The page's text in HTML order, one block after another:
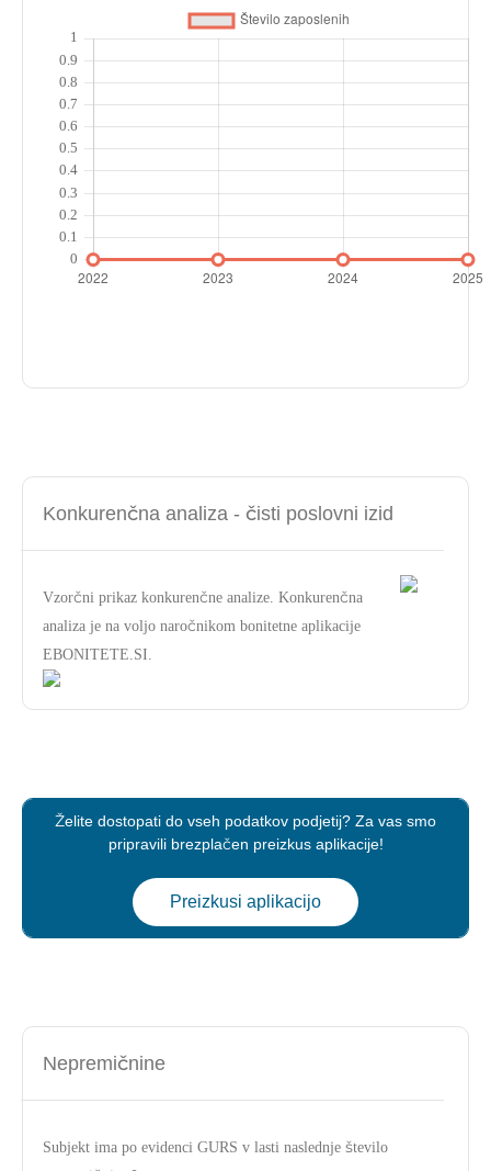
Konkurenčna analiza - čisti poslovni izid
Vzorčni prikaz konkurenčne analize. Konkurenčna
analiza je na voljo naročnikom bonitetne aplikacije
EBONITETE.SI.
Želite dostopati do vseh podatkov podjetij? Za vas smo
pripravili brezplačen preizkus aplikacije!
Preizkusi aplikacijo
Nepremičnine
Subjekt ima po evidenci GURS v lasti naslednje število